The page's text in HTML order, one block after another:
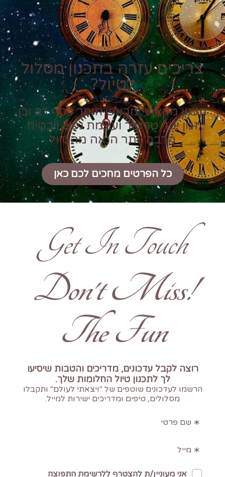
צריכים עזרה בתכנון מסלול
לטיול?
תכנון מקצועי מראש חוסך כסף רב וכן
זמן יקר טרטור ועוגמת נפש ויבטיח
הרבה יותר הנאה מהטיול
כל הפרטים מחכים לכם כאן
Get In Touch
!Don't Miss
The Fun